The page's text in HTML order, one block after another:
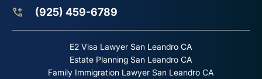
(925) 459-6789
E2 Visa Lawyer San Leandro CA
Estate Planning San Leandro CA
Family Immigration Lawyer San Leandro CA